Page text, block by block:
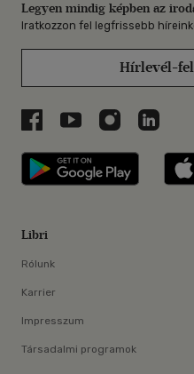
Legyen mindig képben az
Iratkozzon fel legfrissebb
Hírlevél-
Libri a Facebookon
Libri a Youtube-
Libri azLibri
Libri
Libri
Rólunk
Karrier
Impresszum
Társadalmi programok